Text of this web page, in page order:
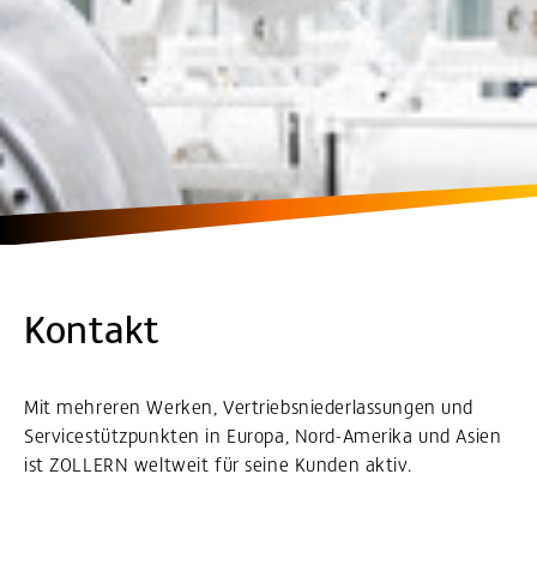
Kontakt
Mit mehreren Werken, Vertriebsniederlassungen und
Servicestützpunkten in Europa, Nord-Amerika und Asien
ist ZOLLERN weltweit für seine Kunden aktiv.